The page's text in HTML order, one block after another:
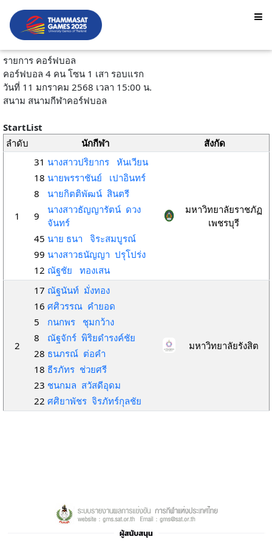
รายการ คอร์ฟบอล
คอร์ฟบอล 4 คน โซน 1 เสา รอบแรก
วันที่ 11 มกราคม 2568 เวลา 15:00 น.
สนาม สนามกีฬาคอร์ฟบอล
StartList
ลำดับ
นักกีฬา สังกัด
1
31 นางสาวปริยากร หันเวียน
18 นายพรราชันย์ เปาอินทร์
8
นายกิตติพัฒน์ สินตรี
9
นางสาวธัญญารัตน์ ดวง
จันทร์
45 นาย ธนา จิระสมบูรณ์
99 นางสาวธนัญญา ปรุโปร่ง
12 ณัฐชัย ทองเสน
มหาวิทยาลัยราชภัฏ
เพชรบุรี
2
17 ณัฐนันท์ มั่งทอง
16 ศศิวรรณ คำยอด
5
กนกพร ชุมกว้าง
8
ณัฐจักร์ พิริยดำรงค์ชัย
28 ธนภรณ์ ต่อคำ
18 ธีรภัทร ช่วยศรี
23 ชนกมล สวัสดีอุดม
22 ศศิยาพัชร จิรภัทร์กุลชัย
มหาวิทยาลัยรังสิต